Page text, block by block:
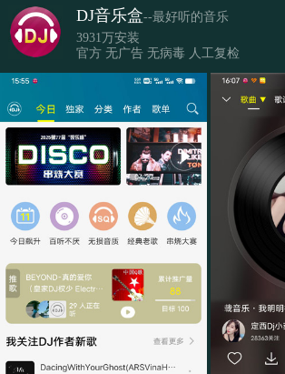
DJ音乐盒--最好听的音乐
3931万安装
官方 无广告 无病毒 人工复检